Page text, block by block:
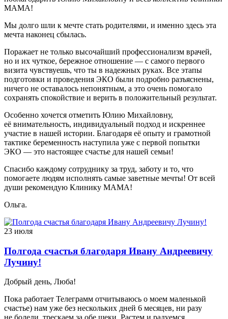
МАМА!
Мы долго шли к мечте стать родителями, и именно здесь эта
мечта наконец сбылась.
Поражает не только высочайший профессионализм врачей,
но и их чуткое, бережное отношение — с самого первого
визита чувствуешь, что ты в надежных руках. Все этапы
подготовки и проведения ЭКО были подробно разъяснены,
ничего не оставалось непонятным, а это очень помогало
сохранять спокойствие и верить в положительный результат.
Особенно хочется отметить Юлию Михайловну,
её внимательность, индивидуальный подход и искреннее
участие в нашей истории. Благодаря её опыту и грамотной
тактике беременность наступила уже с первой попытки
ЭКО — это настоящее счастье для нашей семьи!
Спасибо каждому сотруднику за труд, заботу и то, что
помогаете людям исполнять самые заветные мечты! От всей
души рекомендую Клинику МАМА!
Ольга.
23 июля
Полгода счастья благодаря Ивану Андреевичу
Лучину!
Добрый день, Люба!
Пока работает Телеграмм отчитываюсь о моем маленькой
счастье) нам уже без нескольких дней 6 месяцев, ни разу